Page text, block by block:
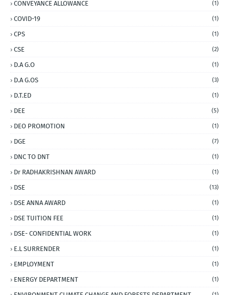
CONVEYANCE ALLOWANCE (1)
COVID-19 (1)
CPS (1)
CSE (2)
D.A G.O (1)
D.A G.OS (3)
D.T.ED (1)
DEE (5)
DEO PROMOTION (1)
DGE (7)
DNC TO DNT (1)
Dr RADHAKRISHNAN AWARD (1)
DSE (13)
DSE ANNA AWARD (1)
DSE TUITION FEE (1)
DSE- CONFIDENTIAL WORK (1)
E.L SURRENDER (1)
EMPLOYMENT (1)
ENERGY DEPARTMENT (1)